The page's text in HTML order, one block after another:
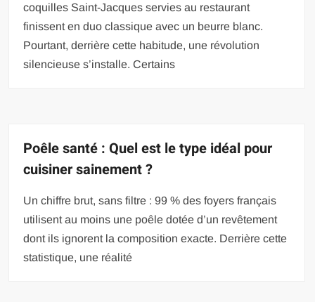
coquilles Saint-Jacques servies au restaurant
finissent en duo classique avec un beurre blanc.
Pourtant, derrière cette habitude, une révolution
silencieuse s’installe. Certains
Poêle santé : Quel est le type idéal pour
cuisiner sainement ?
Un chiffre brut, sans filtre : 99 % des foyers français
utilisent au moins une poêle dotée d’un revêtement
dont ils ignorent la composition exacte. Derrière cette
statistique, une réalité